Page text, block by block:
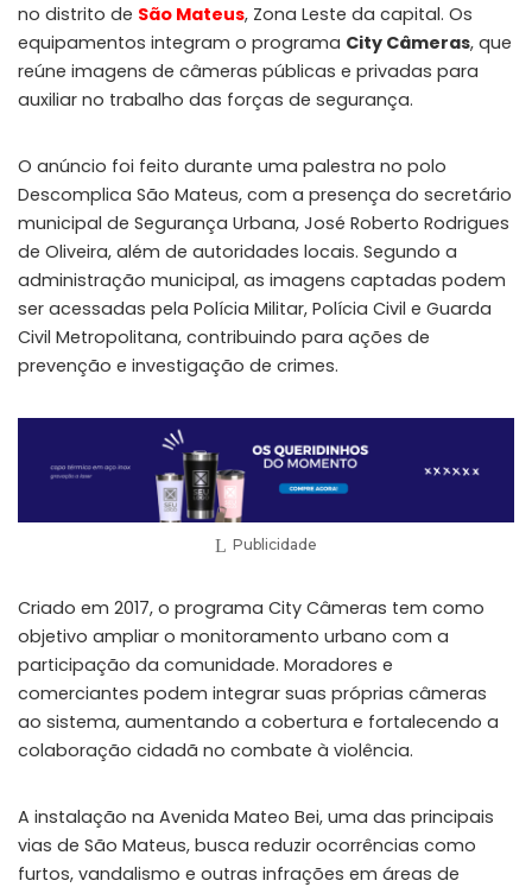
no distrito de São Mateus, Zona Leste da capital. Os
equipamentos integram o programa City Câmeras, que
reúne imagens de câmeras públicas e privadas para
auxiliar no trabalho das forças de segurança.
O anúncio foi feito durante uma palestra no polo
Descomplica São Mateus, com a presença do secretário
municipal de Segurança Urbana, José Roberto Rodrigues
de Oliveira, além de autoridades locais. Segundo a
administração municipal, as imagens captadas podem
ser acessadas pela Polícia Militar, Polícia Civil e Guarda
Civil Metropolitana, contribuindo para ações de
prevenção e investigação de crimes.
Publicidade
Criado em 2017, o programa City Câmeras tem como
objetivo ampliar o monitoramento urbano com a
participação da comunidade. Moradores e
comerciantes podem integrar suas próprias câmeras
ao sistema, aumentando a cobertura e fortalecendo a
colaboração cidadã no combate à violência.
A instalação na Avenida Mateo Bei, uma das principais
vias de São Mateus, busca reduzir ocorrências como
furtos, vandalismo e outras infrações em áreas de